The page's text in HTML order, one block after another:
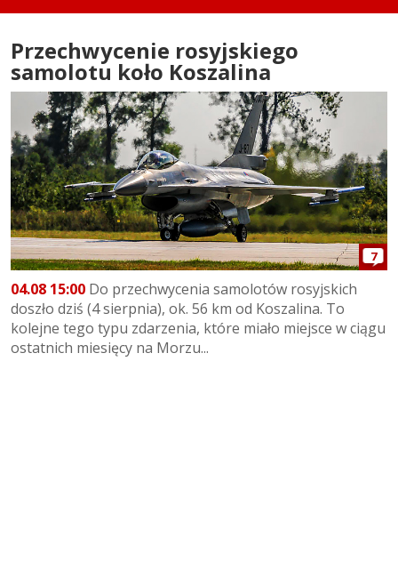
Przechwycenie rosyjskiego
samolotu koło Koszalina
7
04.08 15:00 Do przechwycenia samolotów rosyjskich
doszło dziś (4 sierpnia), ok. 56 km od Koszalina. To
kolejne tego typu zdarzenia, które miało miejsce w ciągu
ostatnich miesięcy na Morzu...